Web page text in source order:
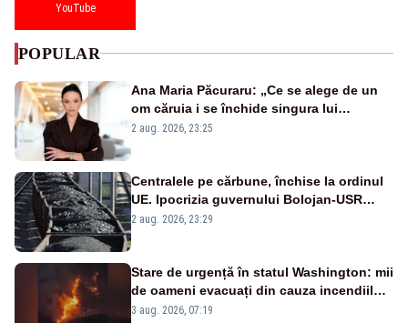
YouTube
POPULAR
Ana Maria Păcuraru: „Ce se alege de un
om căruia i se închide singura lui
portiță?”
2 aug. 2026, 23:25
Centralele pe cărbune, închise la ordinul
UE. Ipocrizia guvernului Bolojan-USR
după starea de alertă
2 aug. 2026, 23:29
Stare de urgență în statul Washington: mii
de oameni evacuați din cauza incendiilor
puternice de vegetație
3 aug. 2026, 07:19